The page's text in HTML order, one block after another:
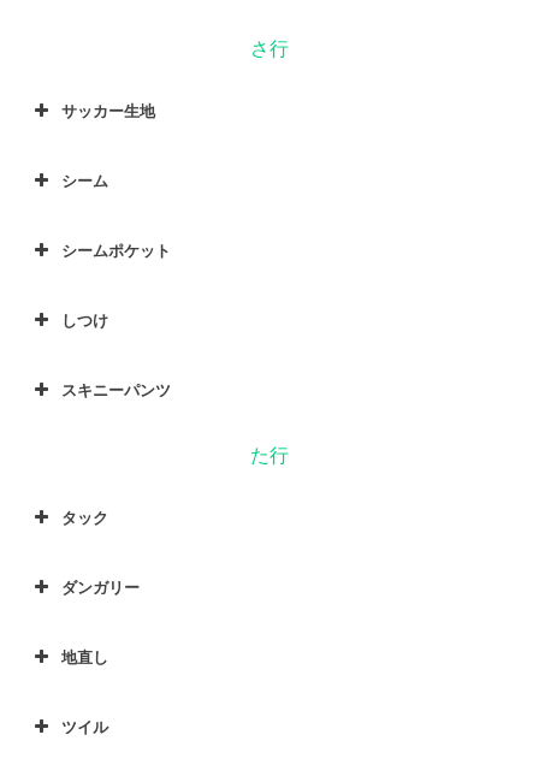
さ行
サッカー生地
シーム
シームポケット
しつけ
スキニーパンツ
た行
タック
ダンガリー
地直し
ツイル